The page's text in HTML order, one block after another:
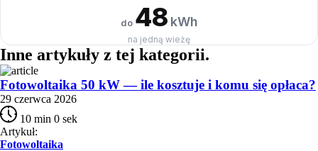
do 48 kWh
na jedną wieżę
Inne artykuły z tej kategorii.
Fotowoltaika 50 kW — ile kosztuje i komu się opłaca?
29 czerwca 2026
10 min 0 sek
Artykuł:
Fotowoltaika